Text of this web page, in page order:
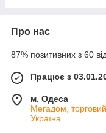
Про нас
87% позитивних з 60
Працює з
м. Одеса
Мегадом,
Україна